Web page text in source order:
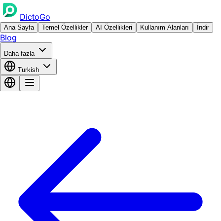
DictoGo
Ana Sayfa Temel Özellikler AI Özellikleri Kullanım Alanları İndir
Blog
Daha fazla
Turkish